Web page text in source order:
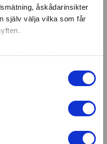
åskådarinsikter
själv välja vilka som får
uppgifter
samtycke när som
för att anpassa innehållet
vår trafik. Vi
iMönsterås. Vi
tjänster så
som kan hjälpa
och renovering
i Mönsterås.
dig med företag och